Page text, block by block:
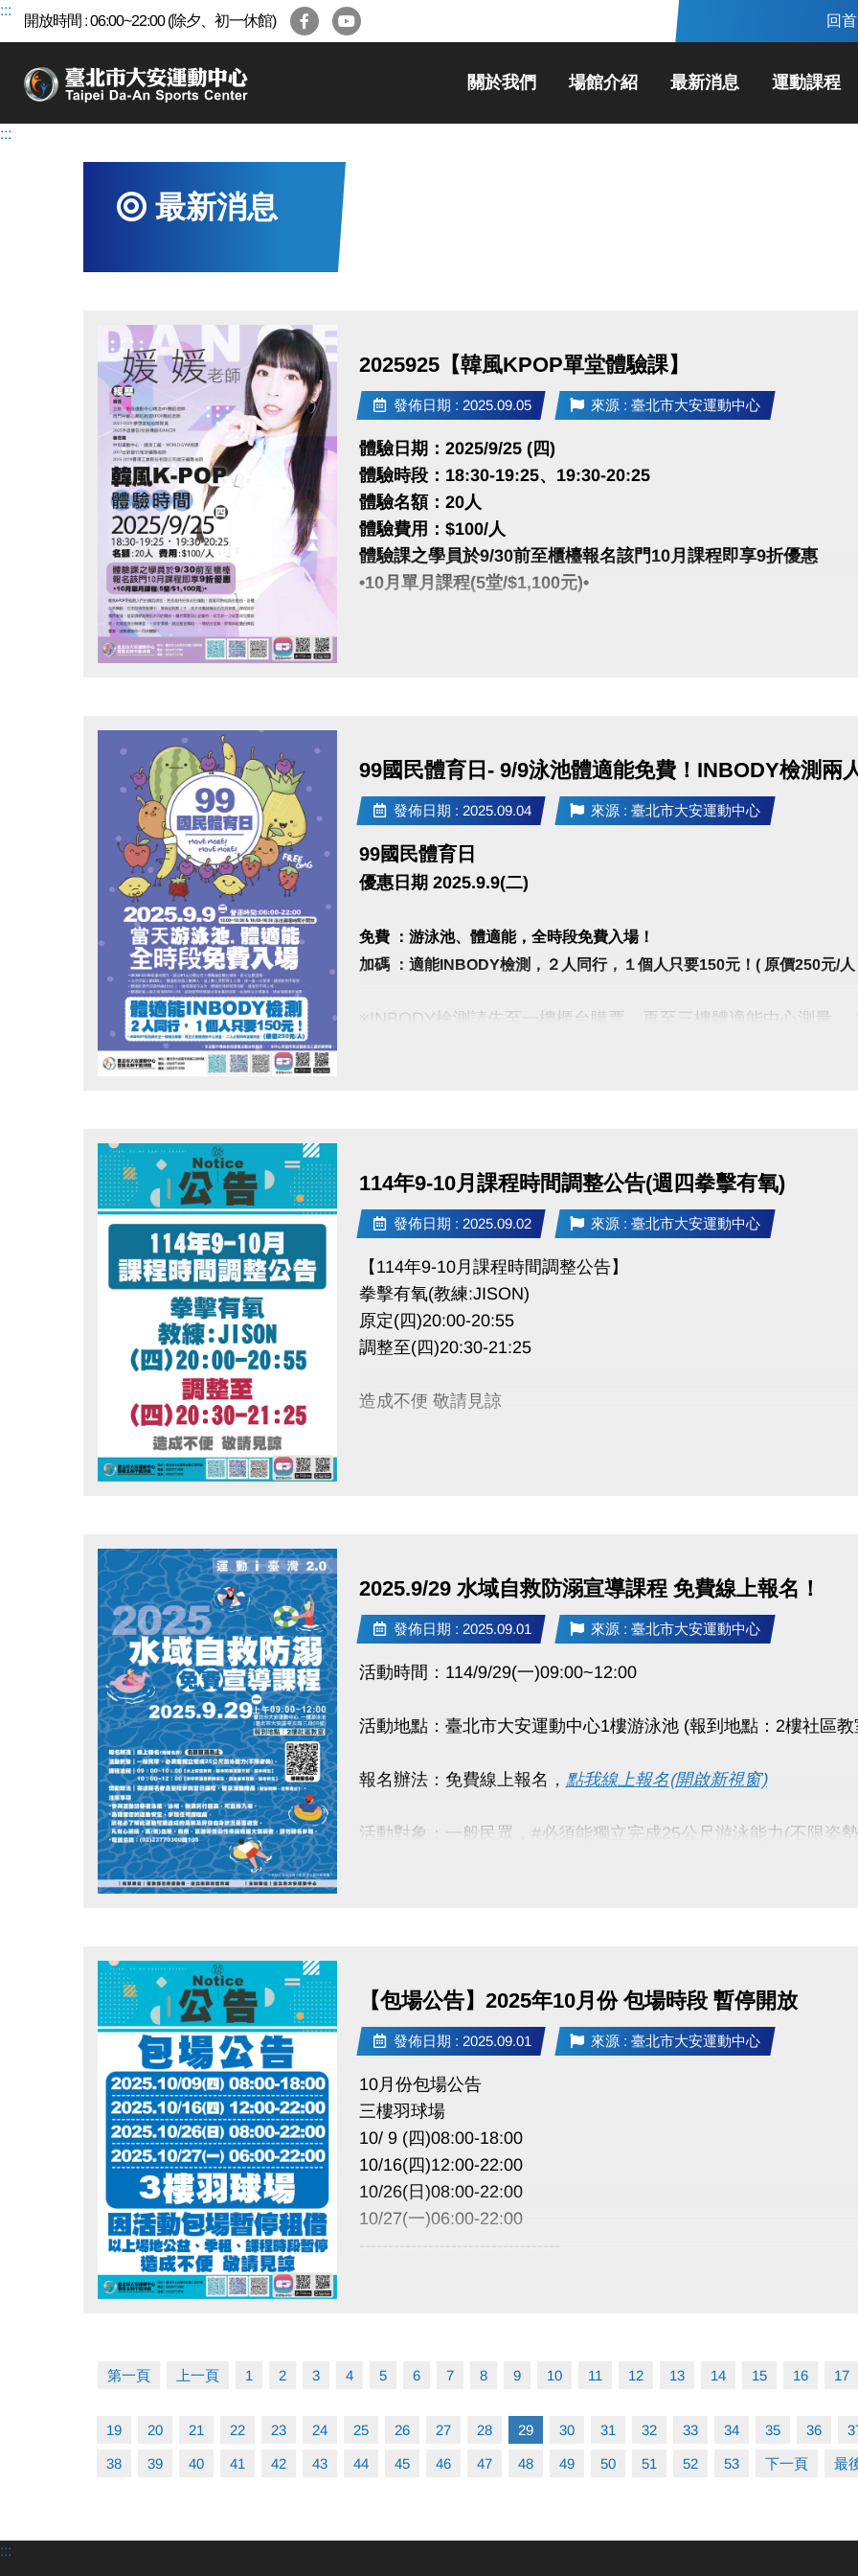
跳
區
:::
開放時間 : 06:00~22:00 (除夕、初一休館) 回
關於我們 場館介紹 最新消息 運動課程
:::
最新消息
2025925【韓風KPOP單堂體驗課】
發佈日期 : 2025.09.05 來源 : 臺北市大安運動中心
體驗日期：2025/9/25 (四)
體驗時段：18:30-19:25、19:30-20:25
體驗名額：20人
體驗費用：$100/人
體驗課之學員於9/30前至櫃檯報名該門10月課程即享9折優惠
•10月單月課程(5堂/$1,100元)•
長佳Sports+ APP傳送門⬇
APPLE APP傳送門 點我(新開視窗)
google pla傳送門 點我y (新開視窗)
老師：媛媛
五股、新莊運動中心韓流MV舞蹈老師
西門艸創心舞蹈教室KPOP舞蹈老師
2025手遊廣告(仗劍傳說)DANCER
隨著耳熟能詳的歌曲，身體自然舞動，
在老師清楚教學中，學員能輕鬆上手，逐步培養跳舞的自信與樂趣
課程設計循序漸進，每堂課都能學到不同的舞步。
雖然需要用心記動作，但並非一次就要背完整首歌，
而是透過分解練習，一步步累積，跳出整首舞蹈。
一場結合音樂、節奏與能量的舞蹈饗宴，誠摯邀請你一同來體驗！
99國民體育日- 9/9泳池體適能免費！INBODY檢測兩
發佈日期 : 2025.09.04 來源 : 臺北市大安運動中心
99國民體育日
優惠日期 2025.9.9(二)
免費 ：游泳池、體適能，全時段免費入場！
加碼 ：適能INBODY檢測，２人同行，１個人只要150元！( 原價250元/
※INBODY檢測請先至一樓櫃台購票，再至三樓體適能中心測量，
114年9-10月課程時間調整公告(週四拳擊有氧)
發佈日期 : 2025.09.02 來源 : 臺北市大安運動中心
【114年9-10月課程時間調整公告】
拳擊有氧(教練:JISON)
原定(四)20:00-20:55
調整至(四)20:30-21:25
造成不便 敬請見諒
2025.9/29 水域自救防溺宣導課程 免費線上報名！
發佈日期 : 2025.09.01 來源 : 臺北市大安運動中心
活動時間：114/9/29(一)09:00~12:00
活動地點：臺北市大安運動中心1樓游泳池 (報到地點：2樓社區教
報名辦法：免費線上報名， 點我線上報名(開啟新視窗)
活動對象：一般民眾，#必須能獨立完成25公尺游泳能力(不限姿勢
★參與活動請穿著泳裝、泳帽，無須另行購票，可直接入場。
電活洽詢：(02)23770300#105
【包場公告】2025年10月份 包場時段 暫停開放
發佈日期 : 2025.09.01 來源 : 臺北市大安運動中心
10月份包場公告
三樓羽球場
10/ 9 (四)08:00-18:00
10/16(四)12:00-22:00
10/26(日)08:00-22:00
10/27(一)06:00-22:00
第一頁 上一頁 1 2 3 4 5 6 7 8 9 10 11 12 13 14 15 16
17
19 20 21 22 23 24 25 26 27 28 29 30 31 32 33 34 35 36
38 39 40 41 42 43 44 45 46 47 48 49 50 51 52 53 下一頁 最
:::